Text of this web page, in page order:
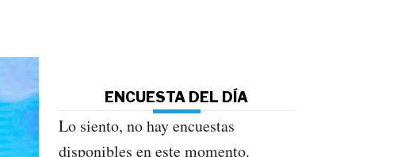
ENCUESTA DEL DÍA
Lo siento, no hay encuestas
disponibles en este momento.